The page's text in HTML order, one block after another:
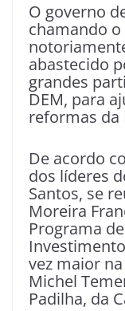
O governo
chamando
abastecido
grandes
DEM, para
reformas da
De acordo
dos líderes
Santos, se
Moreira
Programa
vez maior
Michel
Padilha, da